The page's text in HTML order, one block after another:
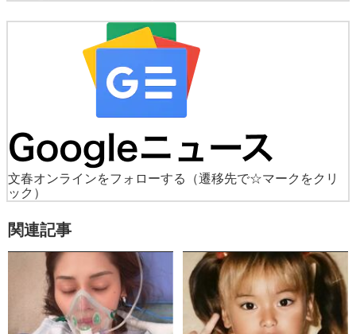
文春オンラインをフォローする
（遷移先で☆マークをクリ
ック）
関連記事